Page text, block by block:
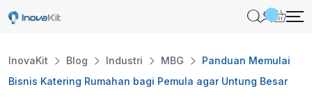
Skip
InovaKit Blog Industri MBG
Panduan Memulai
Bisnis Katering Rumahan bagi Pemula agar Untung Besar